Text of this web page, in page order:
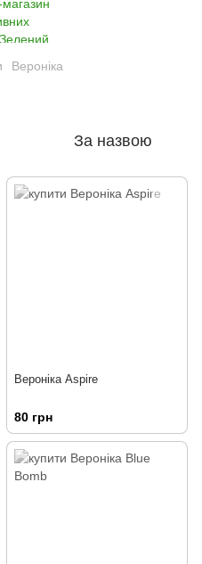
Вероніка
За назвою
Вероніка Aspire
80 грн